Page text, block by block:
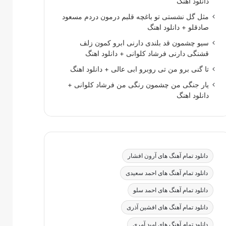
مثل گل نشستی تو باغچه قلبم درمون دردم مسعود
صادقلو + دانلود اهنگ
سیو چشمون قد بلندی دارنی ابرو کمون زلف
قشنگی دارنی فرشاد کلوانی + دانلود اهنگ
تا گنی برو من تی روبرو ابی عالی + دانلود اهنگ
یار جنگی من چشمون رنگی من فرشاد کلوانی +
دانلود اهنگ
دانلود تمام آهنگ های آرون افشار
دانلود تمام آهنگ های احمد سعیدی
دانلود تمام آهنگ های احمد سلو
دانلود تمام آهنگ های افشین آذری
دانلود تمام آهنگ های امید آمری